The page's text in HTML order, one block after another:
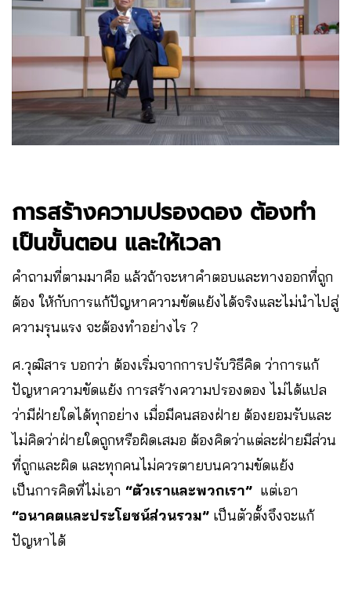
การสร้างความปรองดอง ต้องทำ
เป็นขั้นตอน และให้เวลา
คำถามที่ตามมาคือ แล้วถ้าจะหาคำตอบและทางออกที่ถูก
ต้อง ให้กับการแก้ปัญหาความขัดแย้งได้จริงและไม่นำไปสู่
ความรุนแรง จะต้องทำอย่างไร ?
ศ.วุฒิสาร บอกว่า ต้องเริ่มจากการปรับวิธีคิด ว่าการแก้
ปัญหาความขัดแย้ง การสร้างความปรองดอง ไม่ได้แปล
ว่ามีฝ่ายใดได้ทุกอย่าง เมื่อมีคนสองฝ่าย ต้องยอมรับและ
ไม่คิดว่าฝ่ายใดถูกหรือผิดเสมอ ต้องคิดว่าแต่ละฝ่ายมีส่วน
ที่ถูกและผิด และทุกคนไม่ควรตายบนความขัดแย้ง
เป็นการคิดที่ไม่เอา “ตัวเราและพวกเรา” แต่เอา
“อนาคตและประโยชน์ส่วนรวม” เป็นตัวตั้งจึงจะแก้
ปัญหาได้